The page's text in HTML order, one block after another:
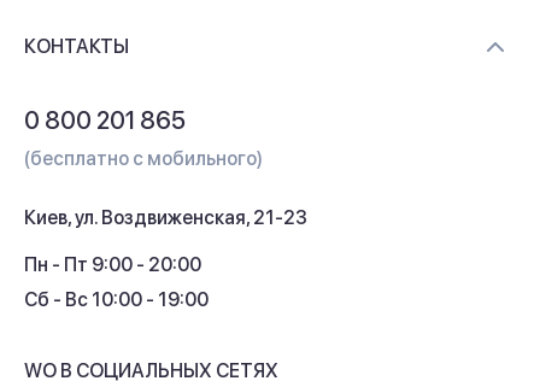
Контакты
Кэшбек
КОНТАКТЫ
0 800 201 865
(бесплатно с мобильного)
Киев, ул. Воздвиженская, 21-23
Пн - Пт 9:00 - 20:00
Сб - Вс 10:00 - 19:00
WO В СОЦИАЛЬНЫХ СЕТЯХ